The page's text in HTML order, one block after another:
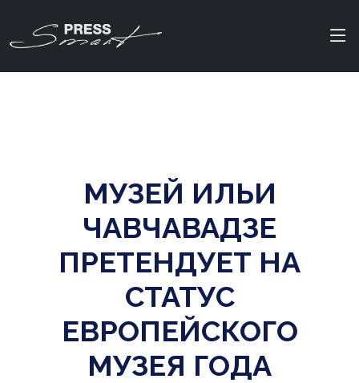
МУЗЕЙ ИЛЬИ
ЧАВЧАВАДЗЕ
ПРЕТЕНДУЕТ НА
СТАТУС
ЕВРОПЕЙСКОГО
МУЗЕЯ ГОДА